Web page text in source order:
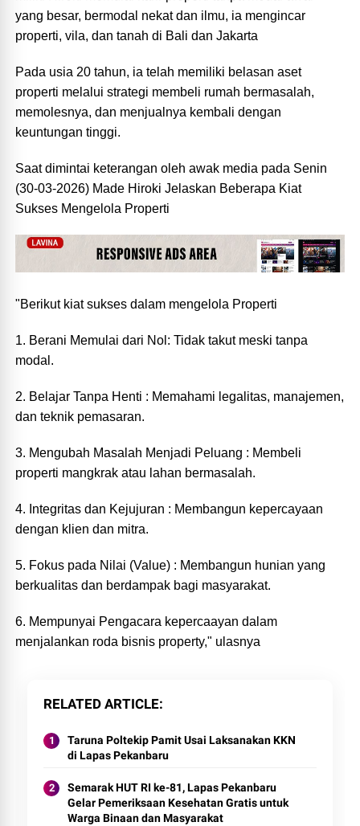
yang besar, bermodal nekat dan ilmu, ia mengincar
properti, vila, dan tanah di Bali dan Jakarta
Pada usia 20 tahun, ia telah memiliki belasan aset
properti melalui strategi membeli rumah bermasalah,
memolesnya, dan menjualnya kembali dengan
keuntungan tinggi.
Saat dimintai keterangan oleh awak media pada Senin
(30-03-2026) Made Hiroki Jelaskan Beberapa Kiat
Sukses Mengelola Properti
"Berikut kiat sukses dalam mengelola Properti
1. Berani Memulai dari Nol: Tidak takut meski tanpa
modal.
2. Belajar Tanpa Henti : Memahami legalitas, manajemen,
dan teknik pemasaran.
3. ⁠Mengubah Masalah Menjadi Peluang : Membeli
properti mangkrak atau lahan bermasalah.
4. ⁠Integritas dan Kejujuran : Membangun kepercayaan
dengan klien dan mitra.
5. Fokus pada Nilai (Value) : Membangun hunian yang
berkualitas dan berdampak bagi masyarakat.
6. ⁠Mempunyai Pengacara kepercaayan dalam
menjalankan roda bisnis property," ulasnya
RELATED ARTICLE
Taruna Poltekip Pamit Usai Laksanakan KKN
di Lapas Pekanbaru
Semarak HUT RI ke-81, Lapas Pekanbaru
Gelar Pemeriksaan Kesehatan Gratis untuk
Warga Binaan dan Masyarakat